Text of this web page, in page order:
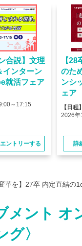
合説】文理
インターン
就活フェア
～17:15
エントリーする
【
のた
ンシ
ェア
【日程】
2026年
詳
革を】27卒 内定直結の
メント オ
〉